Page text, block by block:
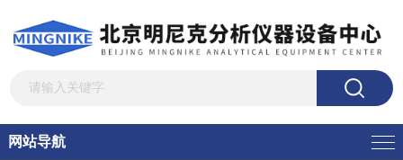
网站导航